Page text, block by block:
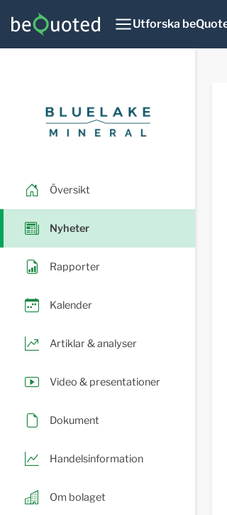
Utforska
Översikt
Nyheter
Rapporter
Kalender
Artiklar & analyser
Video & presentationer
Dokument
Handelsinformation
Om bolaget